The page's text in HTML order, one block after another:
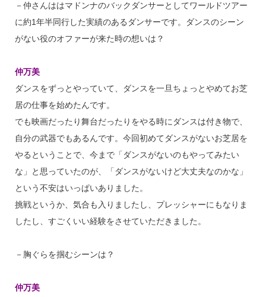
－仲さんははマドンナのバックダンサーとしてワールドツアー
に約1年半同行した実績のあるダンサーです。ダンスのシーン
がない役のオファーが来た時の想いは？
仲万美
ダンスをずっとやっていて、ダンスを一旦ちょっとやめてお芝
居の仕事を始めたんです。
でも映画だったり舞台だったりをやる時にダンスは付き物で、
自分の武器でもあるんです。今回初めてダンスがないお芝居を
やるということで、今まで「ダンスがないのもやってみたい
な」と思っていたのが、「ダンスがないけど大丈夫なのかな」
という不安はいっぱいありました。
挑戦というか、気合も入りましたし、プレッシャーにもなりま
したし、すごくいい経験をさせていただきました。
－胸ぐらを掴むシーンは？
仲万美